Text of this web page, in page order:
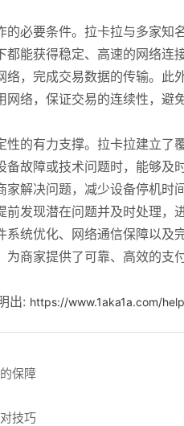
必要条件。拉卡拉与多家知
都能获得稳定、高速的网络连
络，完成交易数据的传输。此
络，保证交易的连续性，避
性的有力支撑。拉卡拉建立了
故障或技术问题时，能够及
解决问题，减少设备停机时
发现潜在问题并及时处理，
统优化、网络通信保障以及
商家提供了可靠、高效的支
出: https://www.1aka1a.com/
保障
技巧